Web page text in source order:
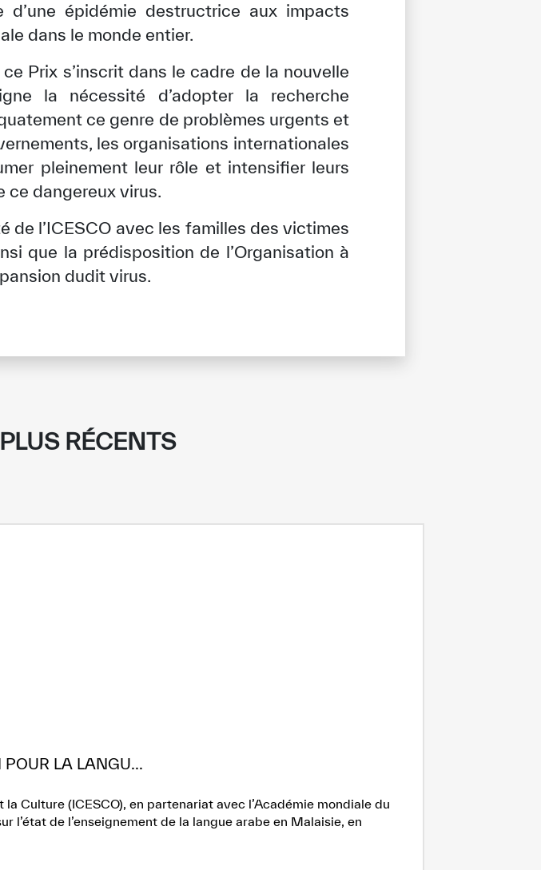
Extremely Satisfied
épidémie destructrice aux impacts
dans le monde entier.
Prix s’inscrit dans le cadre de la nouvelle
la nécessité d’adopter la recherche
ce genre de problèmes urgents et
les organisations internationales
pleinement leur rôle et intensifier leurs
ce dangereux virus.
l’ICESCO avec les familles des victimes
que la prédisposition de l’Organisation à
dudit virus.
RÉCENTS
POUR LA LANGU...
Culture (ICESCO), en partenariat avec l’Académie mondiale du
l’état de l’enseignement de la langue arabe en Malaisie, en